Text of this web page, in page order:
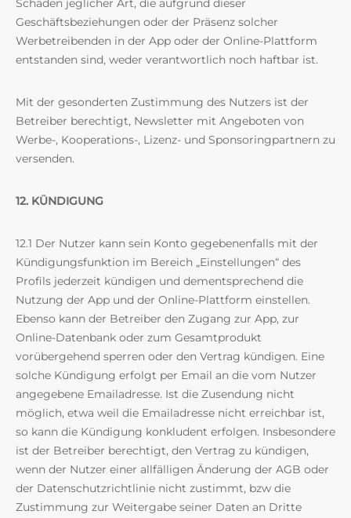
Schäden jeglicher Art, die aufgrund dieser
Geschäftsbeziehungen oder der Präsenz solcher
Werbetreibenden in der App oder der Online-Plattform
entstanden sind, weder verantwortlich noch haftbar ist.
Mit der gesonderten Zustimmung des Nutzers ist der
Betreiber berechtigt, Newsletter mit Angeboten von
Werbe-, Kooperations-, Lizenz- und Sponsoringpartnern zu
versenden.
12. KÜNDIGUNG
12.1 Der Nutzer kann sein Konto gegebenenfalls mit der
Kündigungsfunktion im Bereich „Einstellungen“ des
Profils jederzeit kündigen und dementsprechend die
Nutzung der App und der Online-Plattform einstellen.
Ebenso kann der Betreiber den Zugang zur App, zur
Online-Datenbank oder zum Gesamtprodukt
vorübergehend sperren oder den Vertrag kündigen. Eine
solche Kündigung erfolgt per Email an die vom Nutzer
angegebene Emailadresse. Ist die Zusendung nicht
möglich, etwa weil die Emailadresse nicht erreichbar ist,
so kann die Kündigung konkludent erfolgen. Insbesondere
ist der Betreiber berechtigt, den Vertrag zu kündigen,
wenn der Nutzer einer allfälligen Änderung der AGB oder
der Datenschutzrichtlinie nicht zustimmt, bzw die
Zustimmung zur Weitergabe seiner Daten an Dritte